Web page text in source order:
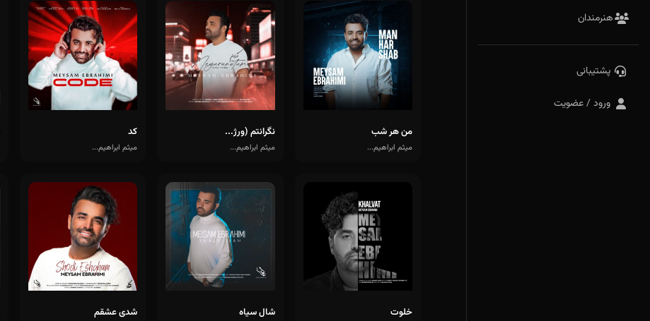
هنرمندان
پشتیبانی
ورود / عضویت
من هر شب
میثم ابراهیم...
نگرانتم (ورژ...
میثم ابراهیم...
کد
میثم ابراهیم...
خلوت شال سیاه شدی عشقم